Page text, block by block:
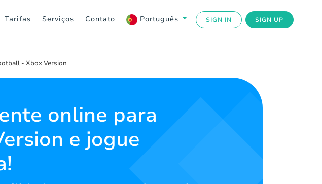
Tarifas Serviços Contato Português SIGN IN SIGN UP
- Xbox Version
online para
e jogue